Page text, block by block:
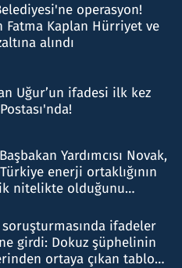
operasyon!
Fatma Kaplan Hürriyet ve
alındı
Uğur’un ifadesi ilk kez
Yardımcısı Novak,
enerji ortaklığının
nitelikte olduğunu
ifadeler
girdi: Dokuz şüphelinin
ortaya çıkan tablo